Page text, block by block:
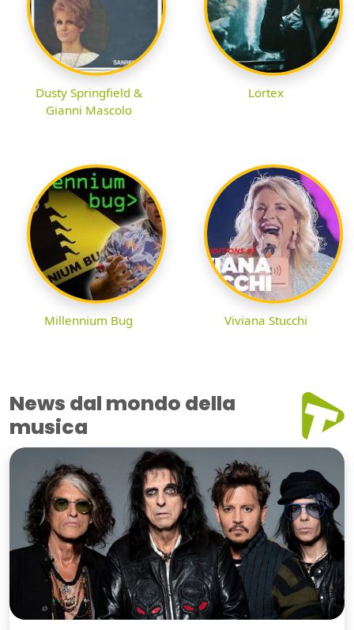
Dusty Springfield &
Gianni Mascolo
Lortex
Millennium Bug Viviana Stucchi
News dal mondo della
musica